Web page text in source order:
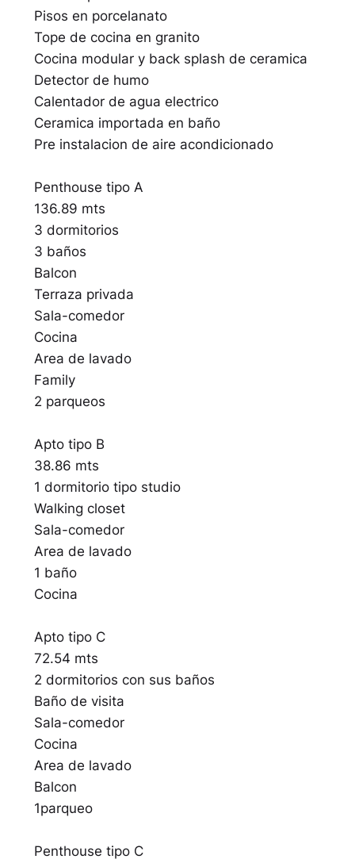
Pisos en porcelanato
Tope de cocina en granito
Cocina modular y back splash de ceramica
Detector de humo
Calentador de agua electrico
Ceramica importada en baño
Pre instalacion de aire acondicionado
Penthouse tipo A
136.89 mts
3 dormitorios
3 baños
Balcon
Terraza privada
Sala-comedor
Cocina
Area de lavado
Family
2 parqueos
Apto tipo B
38.86 mts
1 dormitorio tipo studio
Walking closet
Sala-comedor
Area de lavado
1 baño
Cocina
Apto tipo C
72.54 mts
2 dormitorios con sus baños
Baño de visita
Sala-comedor
Cocina
Area de lavado
Balcon
1parqueo
Penthouse tipo C